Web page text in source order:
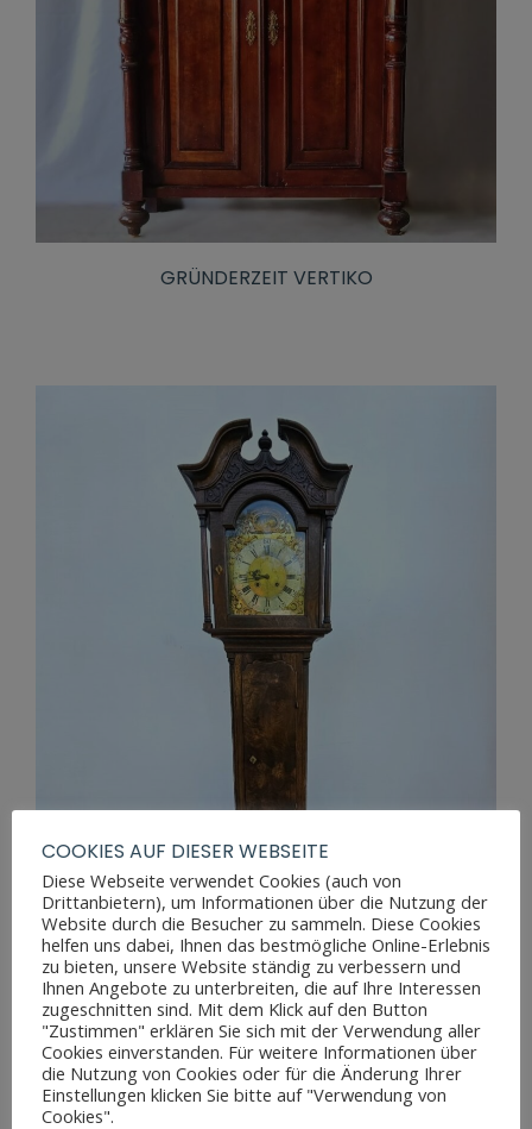
GRÜNDERZEIT VERTIKO
J. JOHANSEN STANDUHR DÄNEMARK
COOKIES AUF DIESER WEBSEITE
Diese Webseite verwendet Cookies (auch von
Drittanbietern), um Informationen über die Nutzung der
Website durch die Besucher zu sammeln. Diese Cookies
helfen uns dabei, Ihnen das bestmögliche Online-Erlebnis
zu bieten, unsere Website ständig zu verbessern und
Ihnen Angebote zu unterbreiten, die auf Ihre Interessen
zugeschnitten sind. Mit dem Klick auf den Button
"Zustimmen" erklären Sie sich mit der Verwendung aller
Cookies einverstanden. Für weitere Informationen über
die Nutzung von Cookies oder für die Änderung Ihrer
Einstellungen klicken Sie bitte auf "Verwendung von
Cookies".